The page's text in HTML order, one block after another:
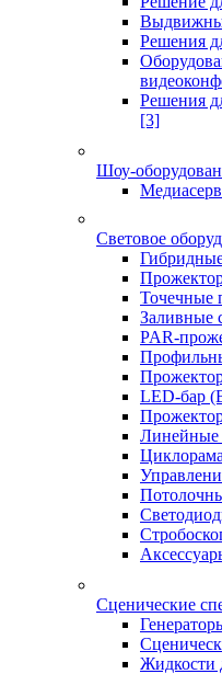
Решения
Решения
[3]
Шоу-
Световое
Точечные
Заливные
PAR-
LED-бар
Линейные
Циклорама
Сценические
Жидкости